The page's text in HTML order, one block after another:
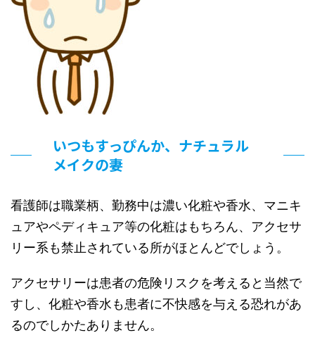
いつもすっぴんか、ナチュラル
メイクの妻
看護師は職業柄、勤務中は濃い化粧や香水、マニキ
ュアやペディキュア等の化粧はもちろん、アクセサ
リー系も禁止されている所がほとんどでしょう。
アクセサリーは患者の危険リスクを考えると当然で
すし、化粧や香水も患者に不快感を与える恐れがあ
るのでしかたありません。